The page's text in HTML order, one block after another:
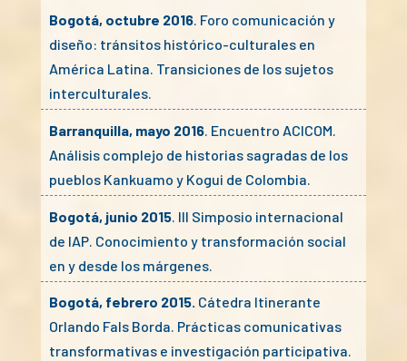
Bogotá, octubre 2016. Foro comunicación y
diseño: tránsitos histórico-culturales en
América Latina. Transiciones de los sujetos
interculturales.
Barranquilla, mayo 2016. Encuentro ACICOM.
Análisis complejo de historias sagradas de los
pueblos Kankuamo y Kogui de Colombia.
Bogotá, junio 2015. III Simposio internacional
de IAP. Conocimiento y transformación social
en y desde los márgenes.
Bogotá, febrero 2015. Cátedra Itinerante
Orlando Fals Borda. Prácticas comunicativas
transformativas e investigación participativa.